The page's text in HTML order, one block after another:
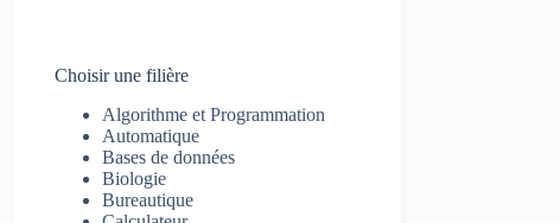
Choisir une filière
Algorithme et Programmation
Automatique
Bases de données
Biologie
Bureautique